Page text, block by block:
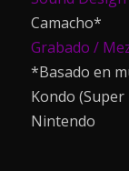
Camacho*
Grabado /
*Basado en
Kondo
Nintendo